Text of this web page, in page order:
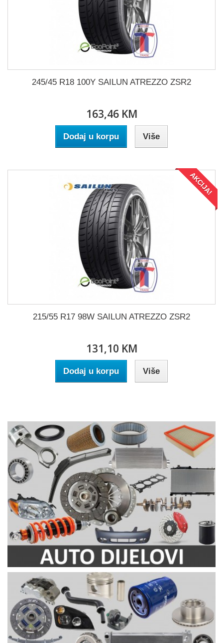
245/45 R18 100Y SAILUN ATREZZO ZSR2
163,46 KM
Dodaj u korpu Više
AKCIJA!
215/55 R17 98W SAILUN ATREZZO ZSR2
131,10 KM
Dodaj u korpu Više